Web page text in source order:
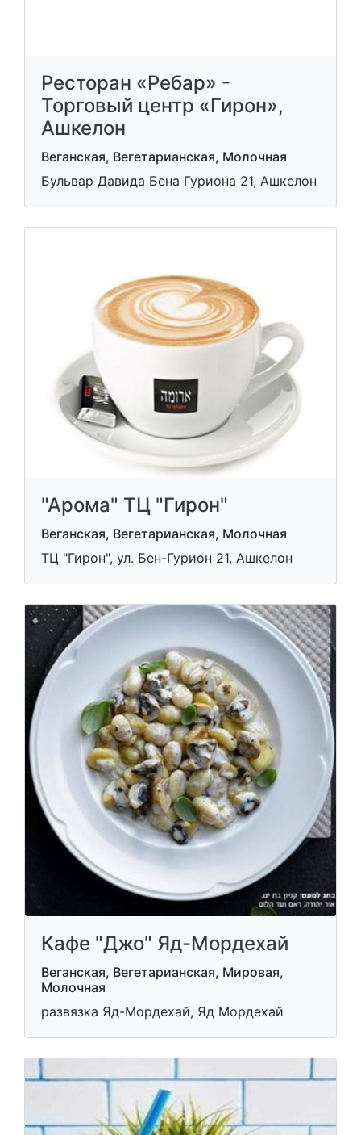
Ресторан «Ребар» -
Торговый центр «Гирон»,
Ашкелон
Веганская, Вегетарианская, Молочная
Бульвар Давида Бена Гуриона 21, Ашкелон
"Арома" ТЦ "Гирон"
Веганская, Вегетарианская, Молочная
ТЦ "Гирон", ул. Бен-Гурион 21, Ашкелон
Кафе "Джо" Яд-Мордехай
Веганская, Вегетарианская, Мировая,
Молочная
развязка Яд-Мордехай, Яд Мордехай